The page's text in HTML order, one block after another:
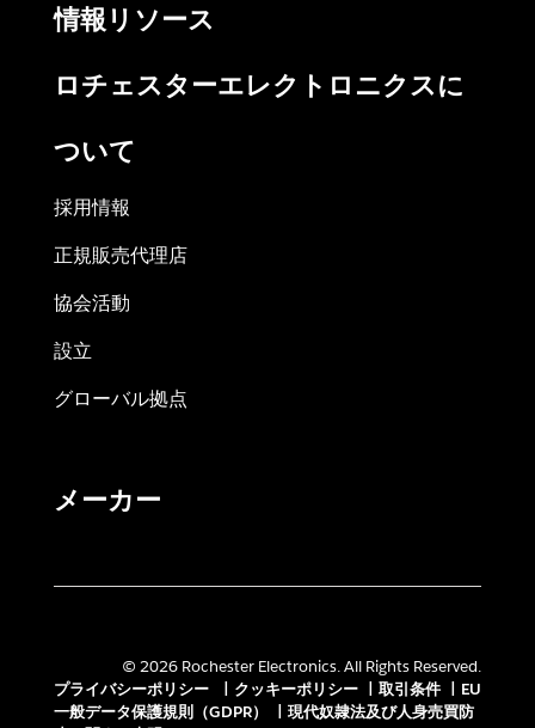
情報リソース
ロチェスターエレクトロニクスに
ついて
採用情報
正規販売代理店
協会活動
設立
グローバル拠点
メーカー
© 2026 Rochester Electronics. All Rights Reserved.
プライバシーポリシー
クッキーポリシー 取引条件
EU
一般データ保護規則（GDPR）
現代奴隷法及び人身売買防